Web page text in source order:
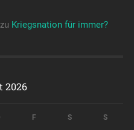
zu Kriegsnation für immer?
2026
F S S